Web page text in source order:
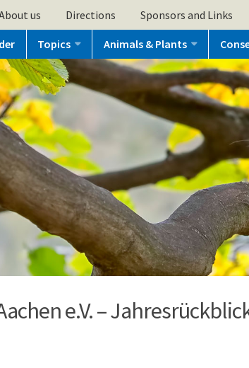
us Directions Sponsors and Links
Topics Animals & Plants
e.V. –